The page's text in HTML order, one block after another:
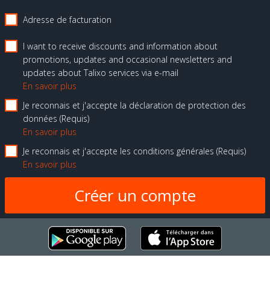
Adresse de facturation
I want to receive discounts and information about
promotions, updates and occasional newsletters and
updates about Talixo services via e-mail
En savoir plus
Je reconnais et j'accepte la déclaration de protection des
données Requis
En savoir plus
Je reconnais et j'accepte les conditions générales Requis
En savoir plus